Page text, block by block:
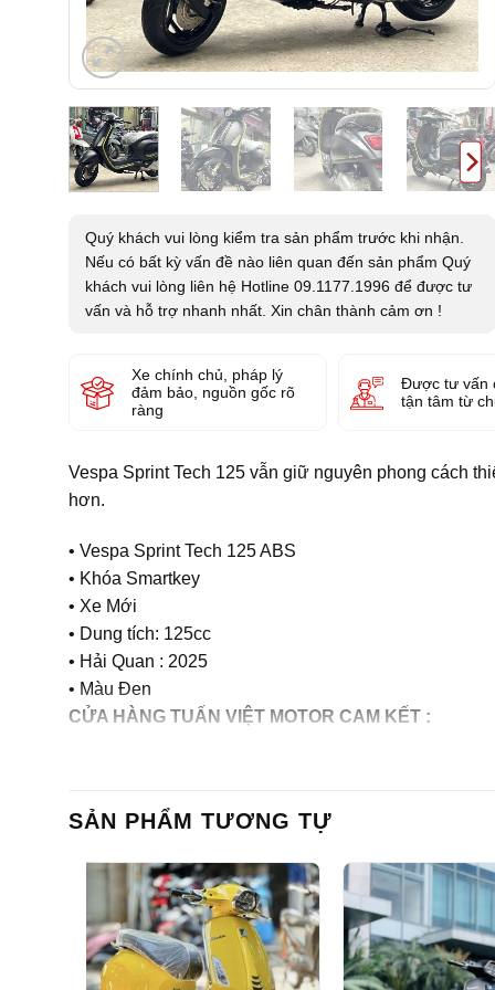
Quý khách vui lòng kiểm tra sản phẩm trước khi nhận.
Nếu có bất kỳ vấn đề nào liên quan đến sản phẩm Quý
khách vui lòng liên hệ Hotline 09.1177.1996 để được tư
vấn và hỗ trợ nhanh nhất. Xin chân thành cảm ơn !
Xe chính chủ, pháp lý
đảm bảo, nguồn gốc rõ
ràng
Được tư vấn
tận tâm từ
Vespa Sprint Tech 125 vẫn giữ nguyên phong cách
hơn.
• Vespa Sprint Tech 125 ABS
• Khóa Smartkey
• Xe Mới
• Dung tích: 125cc
• Hải Quan : 2025
• Màu Đen
CỬA HÀNG TUẤN VIỆT MOTOR CAM KẾT :
– Giá thành hợp lý
– Xe chất lượng tốt, chất lượng hàng đầu tại Hà Nội,
– Dịch vụ tốt nhất: Các bạn mua xe cửa hàng sau
Ngay khi xe gặp sự cố xảy ra (đội ngũ chuyên nghiệp
SẢN PHẨM TƯƠNG TỰ